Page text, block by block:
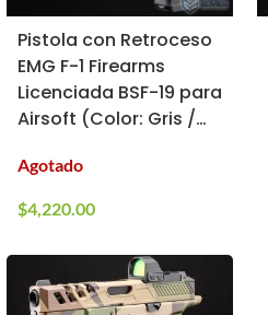
Pistola con Retroceso
EMG F-1 Firearms
Licenciada BSF-19 para
Airsoft (Color: Gris /
Agotado
$4,220.00